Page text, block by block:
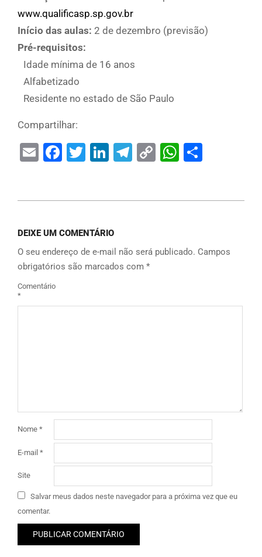
www.qualificasp.sp.gov.br
Início das aulas: 2 de dezembro (previsão)
Pré-requisitos:
Idade mínima de 16 anos
Alfabetizado
Residente no estado de São Paulo
Compartilhar:
EmailFacebook
Twitter
LinkedIn
Telegram
Copy
DEIXE UM COMENTÁRIO
O seu endereço de e-mail não será publicado. Campos
obrigatórios são marcados com *
Comentário
*
Nome *
E-mail *
Site
Salvar meus dados neste navegador para a próxima vez que eu
comentar.